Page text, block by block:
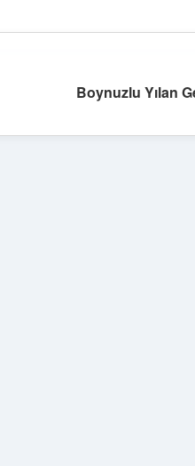
Boynuzlu Yılan